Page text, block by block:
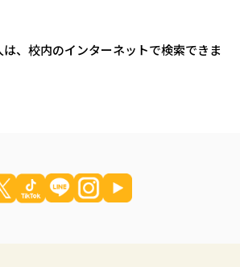
、校内のインターネットで検索できま